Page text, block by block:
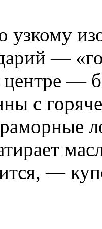
узкому
—
центре —
с
—